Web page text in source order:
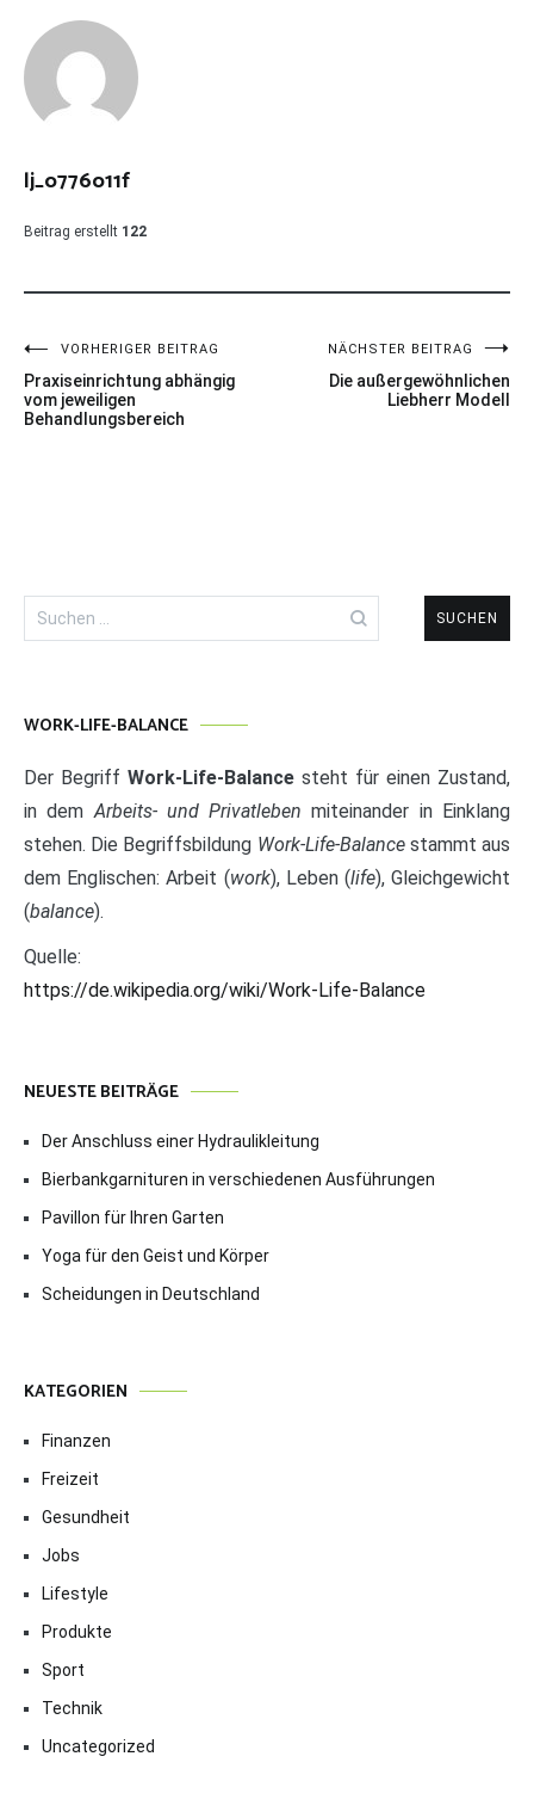
lj_o776o11f
Beitrag erstellt 122
Beitragsnavigation
VORHERIGER BEITRAG
Praxiseinrichtung abhängig
vom jeweiligen
Behandlungsbereich
NÄCHSTER BEITRAG
Die außergewöhnlichen
Liebherr Modell
nach:
WORK-LIFE-BALANCE
Der Begriff Work-Life-Balance steht für einen Zustand,
in dem Arbeits- und Privatleben miteinander in Einklang
stehen. Die Begriffsbildung Work-Life-Balancestammt aus
dem Englischen: Arbeit (work), Leben (life), Gleichgewicht
(balance).
Quelle:
https://de.wikipedia.org/wiki/Work-Life-Balance
NEUESTE BEITRÄGE
Der Anschluss einer Hydraulikleitung
Bierbankgarnituren in verschiedenen Ausführungen
Pavillon für Ihren Garten
Yoga für den Geist und Körper
Scheidungen in Deutschland
KATEGORIEN
Finanzen
Freizeit
Gesundheit
Jobs
Lifestyle
Produkte
Sport
Technik
Uncategorized